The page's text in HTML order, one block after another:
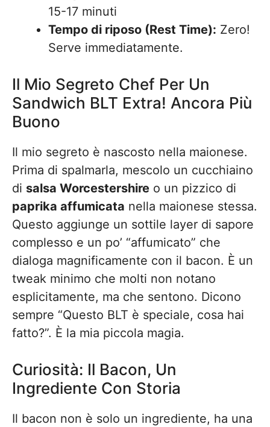
15-17 minuti
Tempo di riposo (Rest Time): Zero!
Serve immediatamente.
Il Mio Segreto Chef Per Un
Sandwich BLT Extra! Ancora Più
Buono
Il mio segreto è nascosto nella maionese.
Prima di spalmarla, mescolo un cucchiaino
di salsa Worcestershire o un pizzico di
paprika affumicata nella maionese stessa.
Questo aggiunge un sottile layer di sapore
complesso e un po’ “affumicato” che
dialoga magnificamente con il bacon. È un
tweak minimo che molti non notano
esplicitamente, ma che sentono. Dicono
sempre “Questo BLT è speciale, cosa hai
fatto?”. È la mia piccola magia.
Curiosità: Il Bacon, Un
Ingrediente Con Storia
Il bacon non è solo un ingrediente, ha una